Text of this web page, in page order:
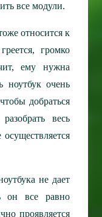
все модули.
относится к
громко
ему нужна
ноутбук очень
добраться
весь
не дает
он все равно
проявляется